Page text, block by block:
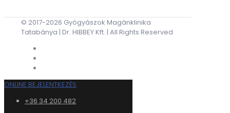
© 2017-2026 Gyógyászok Magánklinika
Tatabánya | Dr. HIBBEY Kft. | All Rights Reserved
ONLINE BEJELENTKEZÉS
+36 34 200 482